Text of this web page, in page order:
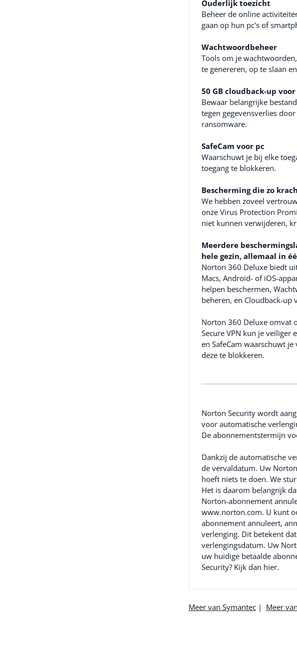
Ouderlijk toezicht
Beheer de online
gaan op hun pc's of
Wachtwoordbeheer
Tools om je
te genereren, op te slaan
50 GB cloudback-up voor
Bewaar belangrijke
tegen gegevensverlies
ransomware.
SafeCam voor pc
Waarschuwt je bij elke
toegang te blokkeren.
Bescherming die zo
We hebben zoveel
onze Virus Protection
niet kunnen verwijderen,
Meerdere
hele gezin, allemaal in
Norton 360 Deluxe biedt
Macs, Android- of iOS-
helpen beschermen,
beheren, en Cloudback-up
Norton 360 Deluxe omvat
Secure VPN kun je
en SafeCam waarschuwt
deze te blokkeren.
Norton Security wordt
voor automatische
De abonnementstermijn
Dankzij de automatische
de vervaldatum. Uw
hoeft niets te doen. We
Het is daarom belangrijk
Norton-abonnement
www.norton.com. U kunt
abonnement annuleert,
verlenging. Dit betekent
verlengingsdatum. Uw
uw huidige betaalde
Security? Kijk dan hier.
Meer van Symantec| Meer